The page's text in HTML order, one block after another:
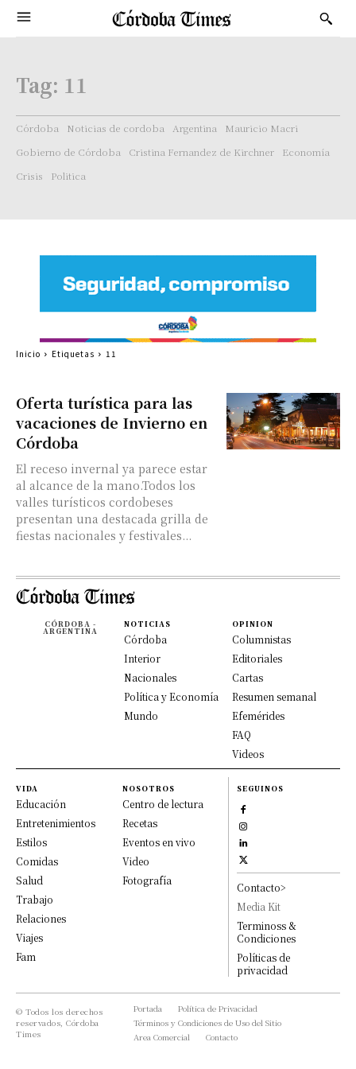
Tag: 11
Córdoba Noticias de cordoba Argentina
Mauricio Macri
Gobierno de Córdoba
Cristina Fernandez de Kirchner
Economía
Crisis
Politica
Oferta turística para las
vacaciones de Invierno en
Córdoba
El receso invernal ya parece estar
al alcance de la mano.Todos los
valles turísticos cordobeses
presentan una destacada grilla de
fiestas nacionales y festivales...
Inicio Etiquetas 11
CÓRDOBA -
ARGENTINA
NOTICIAS
Córdoba
Interior
Nacionales
Política y Economía
Mundo
OPINION
Columnistas
Editoriales
Cartas
Resumen semanal
Efemérides
FAQ
Videos
VIDA
Educación
Entretenimientos
Estilos
Comidas
Salud
Trabajo
Relaciones
Viajes
Fam
NOSOTROS
Centro de lectura
Recetas
Eventos en vivo
Video
Fotografía
SEGUINOS
Contacto>
Media Kit
Terminoss &
Condiciones
Políticas de
privacidad
© Todos los derechos
reservados, Córdoba
Times
Portada
Política de Privacidad
Términos y Condiciones de Uso del Sitio
Area Comercial
Contacto